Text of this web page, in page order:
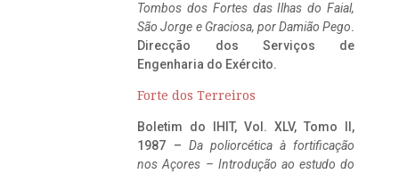
Tombos dos Fortes das Ilhas do Faial,
São Jorge e Graciosa, por Damião Pego.
Direcção dos Serviços de
Engenharia do Exército.
Forte dos Terreiros
Boletim do IHIT, Vol. XLV, Tomo II,
1987 – Da poliorcética à fortificação
nos Açores – Introdução ao estudo do